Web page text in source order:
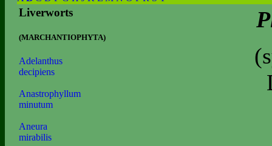
Liverworts
(MARCHANTIOPHYTA)
Adelanthus
decipiens
Anastrophyllum
minutum
Aneura
mirabilis